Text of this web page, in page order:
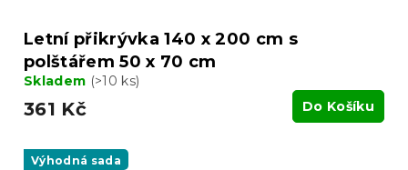
Letní přikrývka 140 x 200 cm s
polštářem 50 x 70 cm
Skladem (>10 ks)
361 Kč Do Košíku
Výhodná sada